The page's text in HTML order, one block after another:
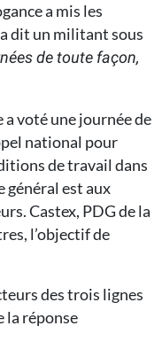
a mis les
dit un militant sous
de toute façon,
a voté une journée de
national pour
de travail dans
général est aux
Castex, PDG de la
l’objectif de
des trois lignes
la réponse